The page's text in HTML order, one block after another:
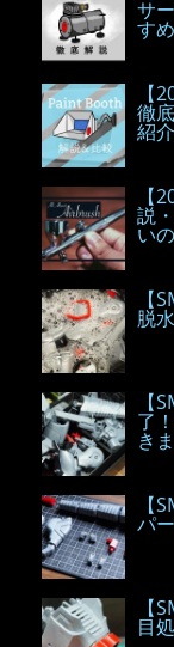
サ
す
【
徹
紹
【
説
い
【
脱
【
了
き
【
パ
【
目